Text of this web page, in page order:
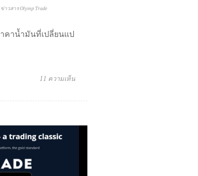
ข่าวสาร Olymp Trade
คาน้ำมันที่เปลี่ยนแป
11 ความเห็น